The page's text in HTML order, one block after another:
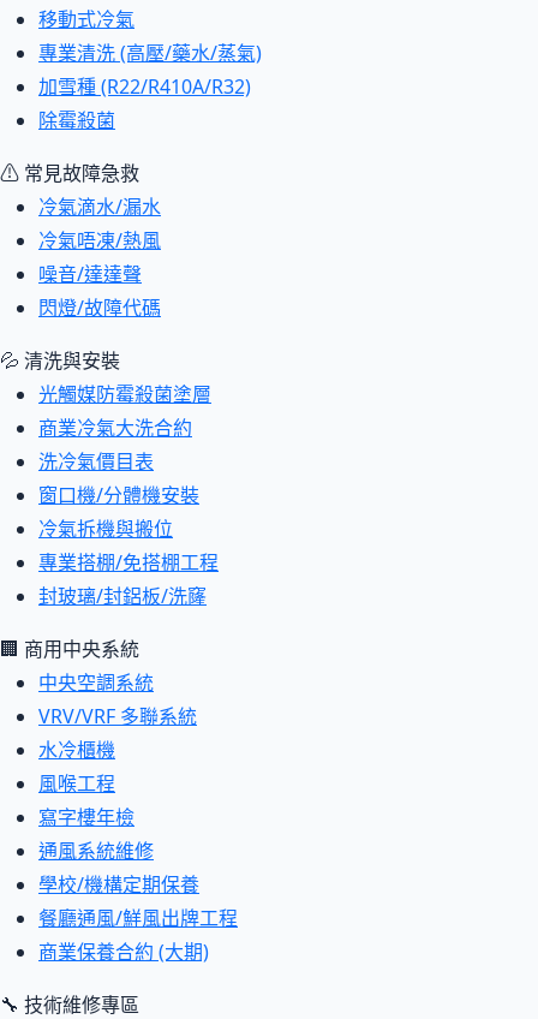
移動式冷氣
專業清洗 (高壓/藥水/蒸氣)
加雪種 (R22/R410A/R32)
除霉殺菌
⚠ 常見故障急救
冷氣滴水/漏水
冷氣唔凍/熱風
噪音/達達聲
閃燈/故障代碼
💦 清洗與安裝
光觸媒防霉殺菌塗層
商業冷氣大洗合約
洗冷氣價目表
窗口機/分體機安裝
冷氣拆機與搬位
專業搭棚/免搭棚工程
封玻璃/封鋁板/洗窿
🏢 商用中央系統
中央空調系統
VRV/VRF 多聯系統
水冷櫃機
風喉工程
寫字樓年檢
通風系統維修
學校/機構定期保養
餐廳通風/鮮風出牌工程
商業保養合約 (大期)
🔧 技術維修專區